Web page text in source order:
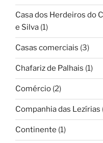
Casa dos Herdeiros do
e Silva (1)
Casas comerciais (3)
Chafariz de Palhais (1)
Comércio (2)
Companhia das Lezírias
Continente (1)